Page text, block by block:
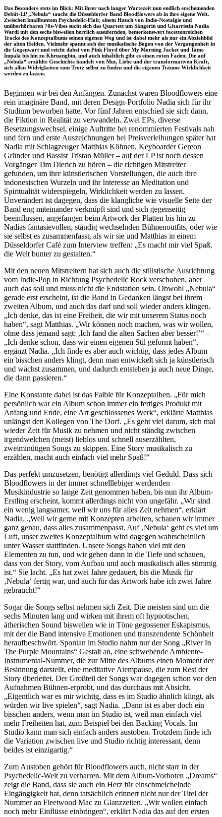
Facebook
clipboard
via
eMail
Das Besondere stets im Blick: Mit ihrer nach langer Wartezeit nun endlich erscheinenden
Debüt-LP „Nebula“ taucht die Düsseldorfer Band Bloodflowers ab in ihre eigene Welt.
Zwischen knallbuntem Psychedelic-Flair, einem Hauch von Indie-Nostalgie und
unüberhörbaren 70s-Vibes sucht sich das Quartett um Sängerin und Gitarristin Nadia
Wardi mit den sechs bisweilen herrlich ausufernden, bemerkenswert facettenreichen
Tracks des Konzeptalbums seinen eigenen Weg und ist dabei mehr als nur ein Abziehbild
der alten Helden. Vielmehr spannt sich der musikalische Bogen von der Vergangenheit in
die Gegenwart und reicht dabei von Pink Floyd über My Morning Jacket und Tame
Impala bis hin zu Khruangbin, und auch inhaltlich gibt es einen roten Faden. Die auf
„Nebula“ erzählte Geschichte handelt von Mut, Liebe und der transformativen Kraft,
sich allen Widrigkeiten zum Trotz selbst zu finden und die eigenen Träume Wirklichkeit
werden zu lassen.
Beginnen wir bei den Anfängen. Zunächst waren Bloodflowers eine
rein imaginäre Band, mit deren Design-Portfolio Nadia sich für ihr
Studium beworben hatte. Vor fünf Jahren entschied sie sich dann,
die Fiktion in Realität zu verwandeln. Zwei EPs, diverse
Besetzungswechsel, einige Auftritte bei renommierten Festivals nah
und fern und erste Auszeichnungen bei Preisverleihungen später hat
Nadia mit Schlagzeuger Matthias Köhnen, Keyboarder Gereon
Gründer und Bassist Tristan Müller – auf der LP ist noch dessen
Vorgänger Tim Dierich zu hören – die richtigen Mitstreiter
gefunden, um ihre künstlerischen Vorstellungen, die auch ihre
indonesischen Wurzeln und ihr Interesse an Meditation und
Spiritualität widerspiegeln, Wirklichkeit werden zu lassen.
Unverändert ist dagegen, dass die klangliche wie visuelle Seite der
Band eng miteinander verknüpft sind und sich gegenseitig
beeinflussen, angefangen beim Artwork der Platten bis hin zu
Nadias fantasievollen, ständig wechselnden Bühnenoutfits, oder wie
sie selbst es zusammenfasst, als wir sie und Matthias in einem
Düsseldorfer Café zum Interview treffen: „Es macht mir viel Spaß,
die Welt bunter zu gestalten.“
Mit den neuen Mitstreitern hat sich auch die stilistische Ausrichtung
vom Indie-Pop in Richtung Psychedelic Rock verschoben, aber
auch das soll und muss nicht die Endstation sein. Obwohl „Nebula“
gerade erst erscheint, ist die Band in Gedanken längst bei ihrem
zweiten Album, und auch das darf und soll wieder anders klingen.
„Ich denke, das ist eine Freiheit, die wir mit unserem Status noch
haben“, sagt Matthias. „Wir können noch machen, was wir wollen,
ohne dass jemand sagt: ‚Ich fand die alten Sachen aber besser!’“ –
„Ich denke schon, dass wir einen eigenen Stil geformt haben“,
ergänzt Nadia. „Ich finde es aber auch wichtig, dass jedes Album
ein bisschen anders klingt, denn man entwickelt sich ja künstlerisch
und wächst zusammen, und dadurch entstehen ja auch neue Dinge,
die dann passieren.“
Eine Konstante dabei ist das Faible für Konzeptalben. „Für mich
persönlich war ein Album schon immer ein fertiges Produkt mit
Anfang und Ende, eine Art geschlossenes Werk“, erklärte Matthias
unlängst den Kollegen von The Dorf. „Es geht viel darum, sich mal
wieder Zeit für Musik zu nehmen und nicht ständig zwischen
irgendwelchen (meist) lieblos und schnell auserzählten,
zweiminütigen Songs zu skippen. Eine Story musikalisch zu
erzählen, macht auch einfach viel mehr Spaß!“
Das perfekt umzusetzen, benötigt allerdings viel Geduld. Dass sich
Bloodflowers in der immer schnelllebiger werdenden
Musikindustrie so lange Zeit genommen haben, bis nun ihr Album-
Erstling erscheint, kommt allerdings nicht von ungefähr. „Wir sind
ein wenig langsamer, weil wir uns für alles Zeit nehmen“, erklärt
Nadia. „Weil wir gerne mit Konzepten arbeiten, schauen wir immer
ganz genau, dass alles zusammenpasst. Auf ‚Nebula‘ geht es viel um
Luft, unser zweites Konzeptalbum wird dagegen wahrscheinlich
unter Wasser stattfinden. Unsere Songs haben viel mit den
Elementen zu tun, und wir gehen dann in die Tiefe und schauen,
dass von der Story, vom Aufbau und auch musikalisch alles stimmig
ist.“ Sie lacht. „Es hat zwei Jahre gedauert, bis die Musik für
‚Nebula‘ fertig war, und auch für das Artwork habe ich zwei Jahre
gebraucht!“
Sogar die Songs selbst nehmen sich Zeit. Die meisten sind um die
sechs Minuten lang und wirken mit ihrem oft hypnotischen,
ätherischen Sound bisweilen wie in Töne gegossener Eskapismus,
mit der die Band intensive Emotionen und transzendente Schönheit
heraufbeschwört. Spontan im Studio nahm nur der Song „River In
The Purple Mountains“ Gestalt an, eine schwebende Ambiente-
Instrumental-Nummer, die zur Mitte des Albums einen Moment der
Besinnung darstellt, eine meditative Atempause, die zum Rest der
Story überleitet. Der Großteil der Songs war dagegen schon vor den
Aufnahmen Bühnen-erprobt, und das durchaus mit Absicht.
„Eigentlich war es mir wichtig, dass es im Studio ähnlich klingt, als
würden wir live spielen“, sagt Nadia. „Dann ist es aber doch ein
bisschen anders, wenn man im Studio ist, weil man einfach viel
mehr Freiheiten hat, zum Beispiel bei den Backing Vocals. Im
Studio kann man sich einfach anders austoben. Trotzdem finde ich
die Variation zwischen live und Studio richtig interessant, denn
beides ist einzigartig.“
Zum Austoben gehört für Bloodflowers auch, nicht starr in der
Psychedelic-Welt zu verharren. Mit dem Album-Vorboten „Dreams“
zeigt die Band, dass sie auch ein Herz für einschmeichelnde
Eingängigkeit hat, denn tatsächlich erinnert nicht nur der Titel der
Nummer an Fleetwood Mac zu Glanzzeiten. „Wir wollen einfach
noch mehr Einflüsse einbringen“, erklärt Nadia das auf den ersten